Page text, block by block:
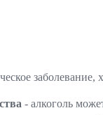
- алкоголь